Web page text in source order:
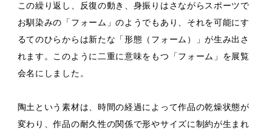
この繰り返し、反復の動き、身振りはさながらスポーツで
お馴染みの「フォーム」のようでもあり、それを可能にす
るてのひらからは新たな「形態（フォーム）」が生み出さ
れます。このように二重に意味をもつ「フォーム」を展覧
会名にしました。
陶土という素材は、時間の経過によって作品の乾燥状態が
変わり、作品の耐久性の関係で形やサイズに制約が生まれ